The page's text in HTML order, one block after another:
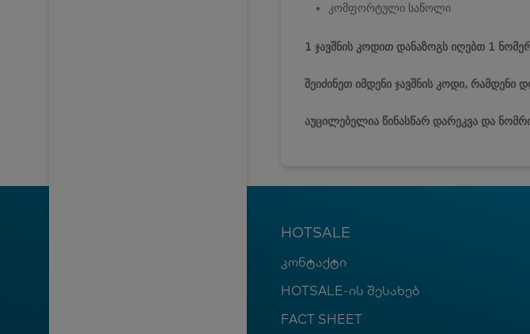
კომფორტული საწოლი
1 ჯავშნის კოდით დანაზოგს იღებთ 1
შეიძინეთ იმდენი ჯავშნის კოდი, რამდენი
აუცილებელია წინასწარ დარეკვა და
HOTSALE
კონტაქტი
HOTSALE-ის შესახებ
FACT SHEET